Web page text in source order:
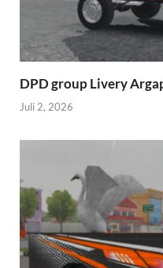
DPD group Livery
Juli 2, 2026